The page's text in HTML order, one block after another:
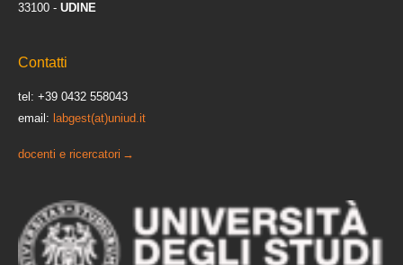
33100 - UDINE
Contatti
tel: +39 0432 558043
email: labgest(at)uniud.it
docenti e ricercatori